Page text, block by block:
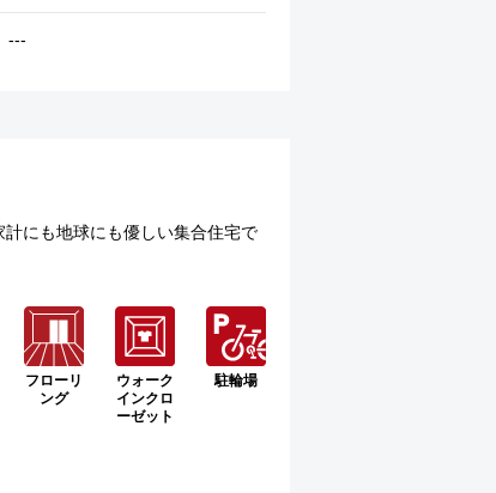
---
にも地球にも優しい集合住宅で
フローリ
ング
ウォーク
インクロ
ーゼット
駐輪場